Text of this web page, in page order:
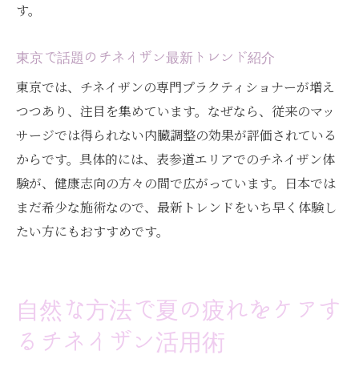
す。
東京で話題のチネイザン最新トレンド紹介
東京では、チネイザンの専門プラクティショナーが増え
つつあり、注目を集めています。なぜなら、従来のマッ
サージでは得られない内臓調整の効果が評価されている
からです。具体的には、表参道エリアでのチネイザン体
験が、健康志向の方々の間で広がっています。日本では
まだ希少な施術なので、最新トレンドをいち早く体験し
たい方にもおすすめです。
自然な方法で夏の疲れをケアす
るチネイザン活用術